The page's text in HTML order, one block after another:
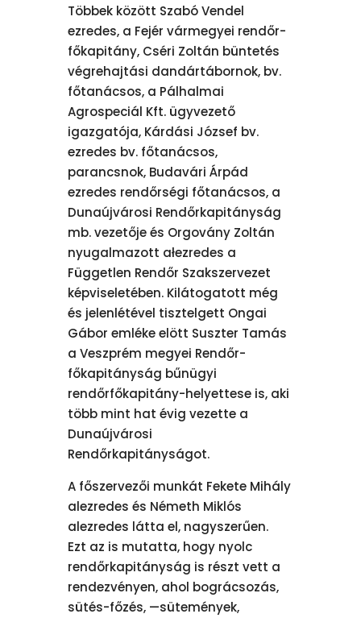
Többek között Szabó Vendel
ezredes, a Fejér vármegyei rendőr-
főkapitány, Cséri Zoltán büntetés
végrehajtási dandártábornok, bv.
főtanácsos, a Pálhalmai
Agrospeciál Kft. ügyvezető
igazgatója, Kárdási József bv.
ezredes bv. főtanácsos,
parancsnok, Budavári Árpád
ezredes rendőrségi főtanácsos, a
Dunaújvárosi Rendőrkapitányság
mb. vezetője és Orgovány Zoltán
nyugalmazott ałezredes a
Független Rendőr Szakszervezet
képviseletében. Kilátogatott még
és jelenlétével tisztelgett Ongai
Gábor emléke elött Suszter Tamás
a Veszprém megyei Rendőr-
főkapitányság bűnügyi
rendőrfőkapitány-helyettese is, aki
több mint hat évig vezette a
Dunaújvárosi
Rendőrkapitányságot.
A főszervezői munkát Fekete Mihály
alezredes és Németh Miklós
alezredes látta el, nagyszerűen.
Ezt az is mutatta, hogy nyolc
rendőrkapitányság is részt vett a
rendezvényen, ahol bográcsozás,
sütés-főzés, —sütemények,